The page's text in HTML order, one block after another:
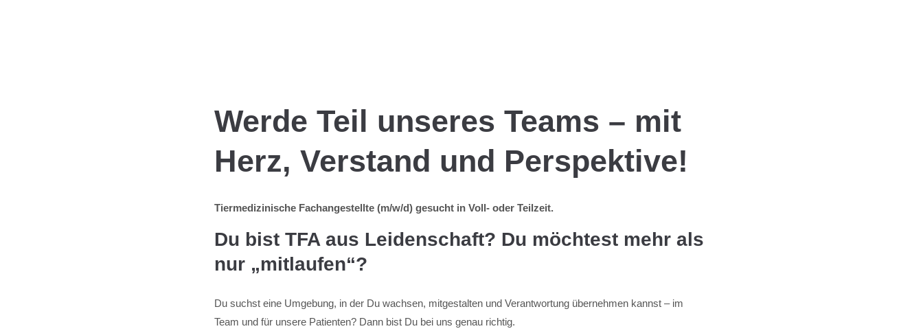
Werde Teil unseres Teams – mit
Herz, Verstand und Perspektive!
Tiermedizinische Fachangestellte (m/w/d) gesucht in Voll- oder Teilzeit.
Du bist TFA aus Leidenschaft? Du möchtest mehr als
nur „mitlaufen“?
Du suchst eine Umgebung, in der Du wachsen, mitgestalten und Verantwortung übernehmen kannst – im
Team und für unsere Patienten? Dann bist Du bei uns genau richtig.